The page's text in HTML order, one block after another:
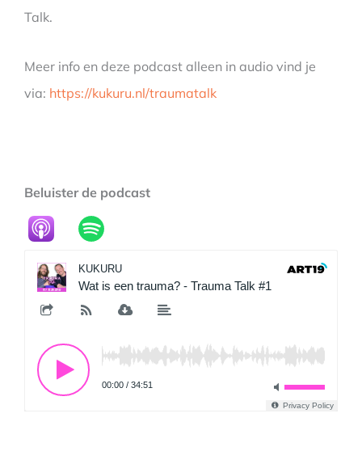
Talk.
Meer info en deze podcast alleen in audio vind je
via: https://kukuru.nl/traumatalk
Beluister de podcast